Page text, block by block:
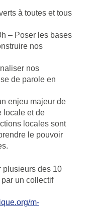
à toutes et tous
– Poser les bases
nos
nos
de parole en
enjeu majeur de
locale et de
locales sont
le pouvoir
plusieurs des 10
un collectif
m-